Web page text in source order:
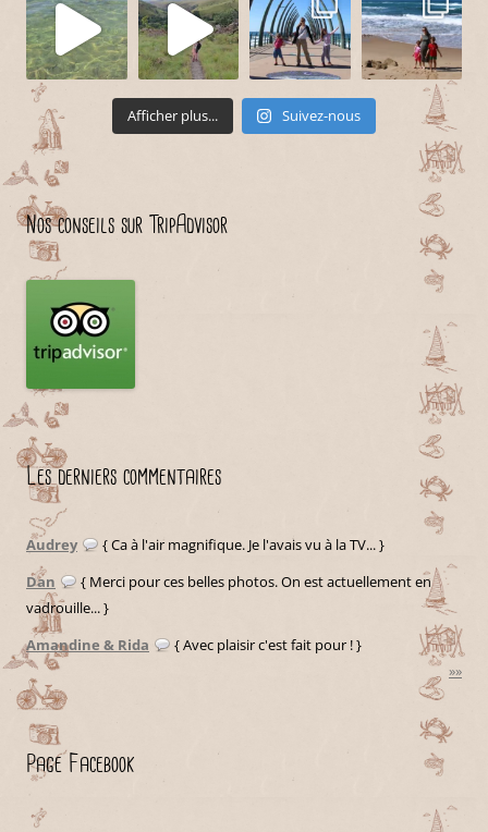
Afficher plus... Suivez-nous
Nos conseils sur TripAdvisor
Les derniers commentaires
Audrey
{ Ca à l'air magnifique. Je l'avais vu à la TV... }
Dan
{ Merci pour ces belles photos. On est actuellement en
vadrouille... }
Amandine & Rida
{ Avec plaisir c'est fait pour ! }
»»
Page Facebook